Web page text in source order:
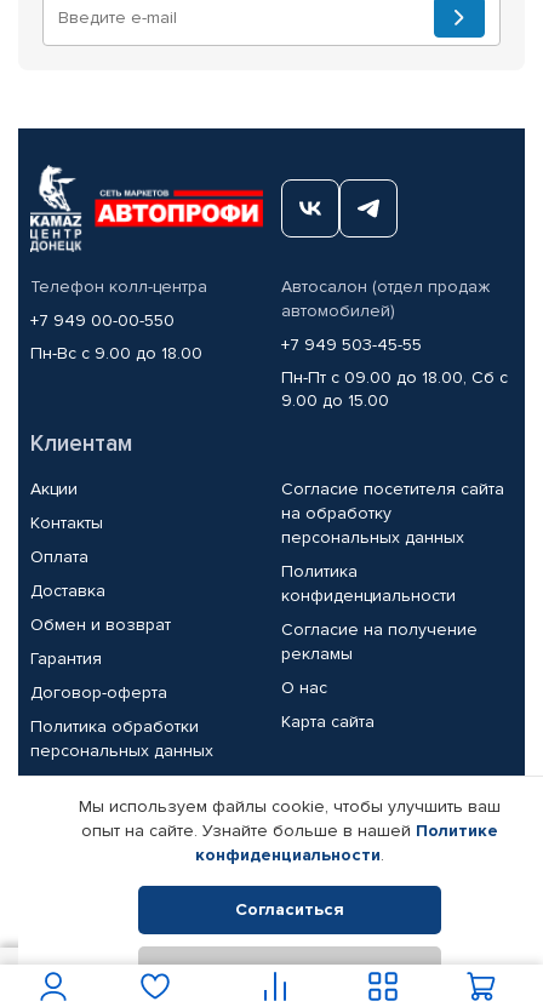
Телефон колл-центра
+7 949 00-00-550
Пн-Вс с 9.00 до 18.00
Автосалон (отдел продаж
автомобилей)
+7 949 503-45-55
Пн-Пт с 09.00 до 18.00, Сб с
9.00 до 15.00
Клиентам
Акции
Контакты
Оплата
Доставка
Обмен и возврат
Гарантия
Договор-оферта
Политика обработки
персональных данных
Согласие посетителя сайта
на обработку
персональных данных
Политика
конфиденциальности
Согласие на получение
рекламы
О нас
Карта сайта
Партнерам
Корпоративным клиентам
Поставщикам
Реквизиты компании
© КАМАЗ ЦЕНТР ДОНЕЦК, 2015-2026. Все права защищены.
Интернет-магазин автомобильных товаров Автопрофи.
Мы используем файлы cookie, чтобы улучшить ваш
опыт на сайте. Узнайте больше в нашей Политике
конфиденциальности.
Согласиться
Отклонить
В корзину